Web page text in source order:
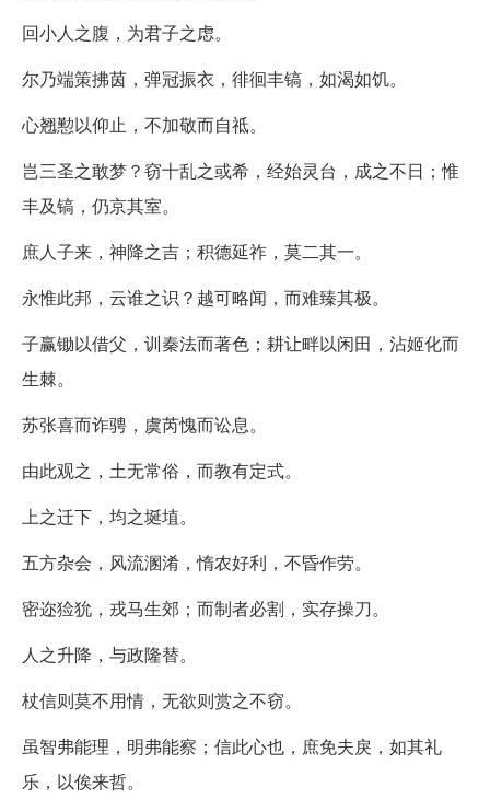
回小人之腹，为君子之虑。
尔乃端策拂茵，弹冠振衣，徘徊丰镐，如渴如饥。
心翘懃以仰止，不加敬而自祗。
岂三圣之敢梦？窃十乱之或希，经始灵台，成之不日；惟
丰及镐，仍京其室。
庶人子来，神降之吉；积德延祚，莫二其一。
永惟此邦，云谁之识？越可略闻，而难臻其极。
子赢锄以借父，训秦法而著色；耕让畔以闲田，沾姬化而
生棘。
苏张喜而诈骋，虞芮愧而讼息。
由此观之，土无常俗，而教有定式。
上之迁下，均之埏埴。
五方杂会，风流溷淆，惰农好利，不昏作劳。
密迩猃狁，戎马生郊；而制者必割，实存操刀。
人之升降，与政隆替。
杖信则莫不用情，无欲则赏之不窃。
虽智弗能理，明弗能察；信此心也，庶免夫戾，如其礼
乐，以俟来哲。